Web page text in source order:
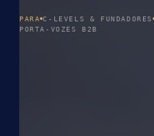
PARA C-LEVELS & FUNDADORES
PORTA-VOZES B2B